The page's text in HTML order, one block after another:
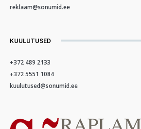
reklaam@sonumid.ee
KUULUTUSED
+372 489 2133
+372 5551 1084
kuulutused@sonumid.ee